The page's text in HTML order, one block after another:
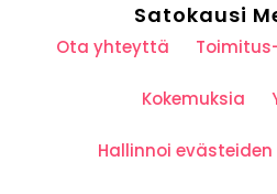
Satokausi
Ota yhteyttä
Kokemuksia
Hallinnoi